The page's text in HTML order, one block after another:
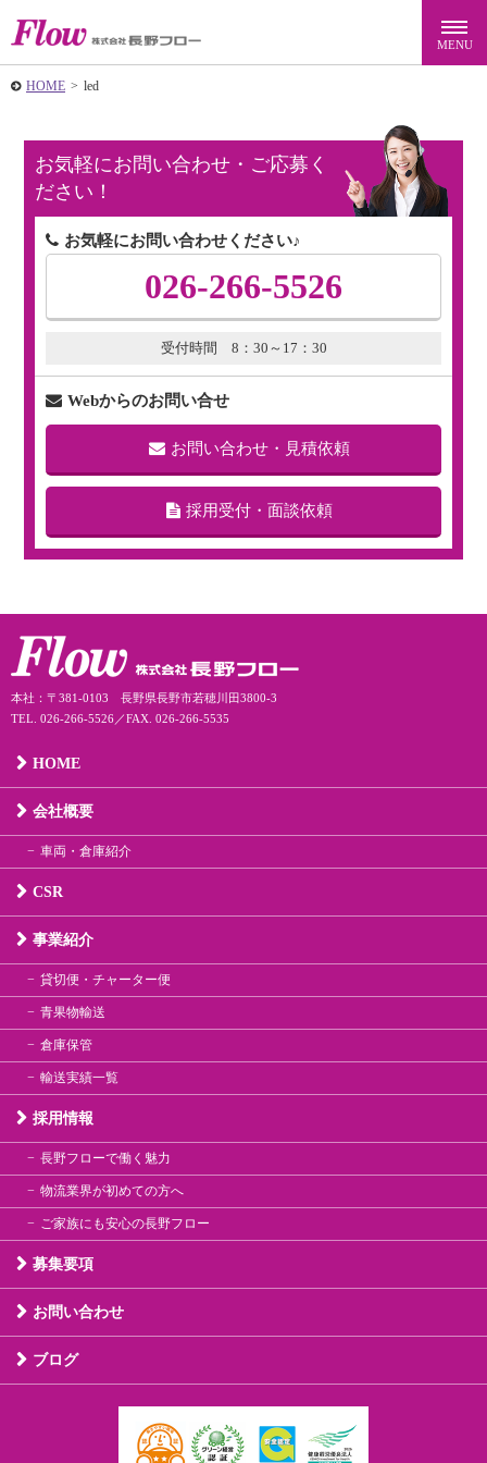
HOME > led
お気軽にお問い合わせ・ご応募く
ださい！
お気軽にお問い合わせください♪
026-266-5526
受付時間 8：30～17：30
Webからのお問い合せ
お問い合わせ・見積依頼
採用受付・面談依頼
本社：〒381-0103 長野県長野市若穂川田3800-3
TEL. 026-266-5526／FAX. 026-266-5535
HOME
会社概要
車両・倉庫紹介
CSR
事業紹介
貸切便・チャーター便
青果物輸送
倉庫保管
輸送実績一覧
採用情報
長野フローで働く魅力
物流業界が初めての方へ
ご家族にも安心の長野フロー
募集要項
お問い合わせ
ブログ